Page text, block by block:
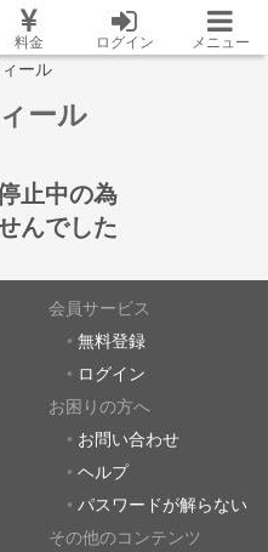
料金 ログイン メニュー
ール
ール
止中の為
んでした
会員サービス
無料登録
ログイン
お困りの方へ
お問い合わせ
ヘルプ
パスワードが解らない
その他のコンテンツ